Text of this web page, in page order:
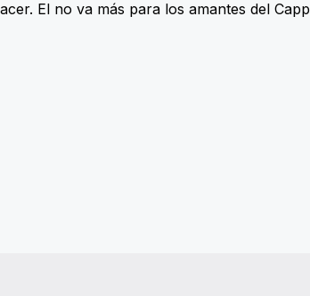
El no va más para los amantes del